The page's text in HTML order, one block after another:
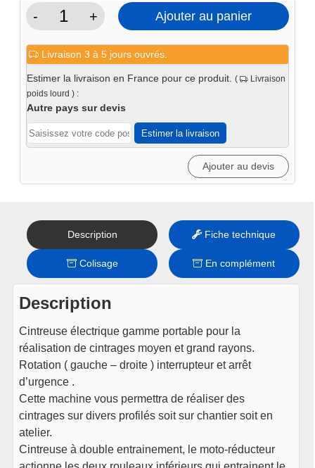
-
quantité
Cintreuse
à
galet
électrique
BM10R2
+ Ajouter au panier
Livraison 3 à 5 jours ouvrés.
Estimer la livraison en France pour ce produit. (
Livraison
poids lourd ) :
Autre pays sur devis
Estimer la livraison
Ajouter au devis
Description Fiche technique
Colisage En complément
Description
Cintreuse électrique gamme portable pour la
réalisation de cintrages moyen et grand rayons.
Rotation ( gauche – droite ) interrupteur et arrêt
d’urgence .
Cette machine vous permettra de réaliser des
cintrages sur divers profilés soit sur chantier soit en
atelier.
Cintreuse à double entrainement, le moto-réducteur